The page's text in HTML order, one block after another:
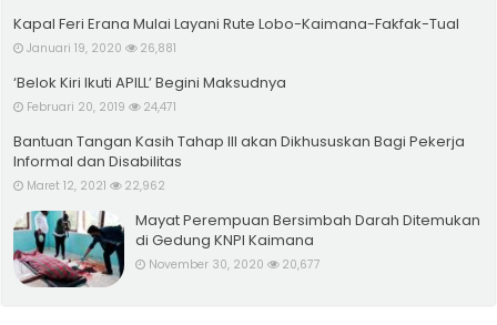
Kapal Feri Erana Mulai Layani Rute Lobo-Kaimana-Fakfak-Tual
Januari 19, 2020 26,881
‘Belok Kiri Ikuti APILL’ Begini Maksudnya
Februari 20, 2019 24,471
Bantuan Tangan Kasih Tahap III akan Dikhususkan Bagi Pekerja
Informal dan Disabilitas
Maret 12, 2021 22,962
Mayat Perempuan Bersimbah Darah Ditemukan
di Gedung KNPI Kaimana
November 30, 2020 20,677